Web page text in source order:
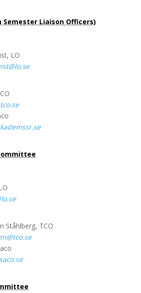
Semester Liaison Officers)
LO
Ståhlberg, TCO